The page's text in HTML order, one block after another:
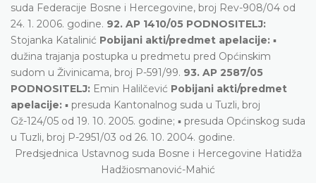
suda Federacije Bosne i Hercegovine, broj Rev-908/04 od
24. 1. 2006. godine. 92. AP 1410/05 PODNOSITELJ:
Stojanka Katalinić Pobijani akti/predmet apelacije: ▪
dužina trajanja postupka u predmetu pred Općinskim
sudom u Živinicama, broj P-591/99. 93. AP 2587/05
PODNOSITELJ: Emin Halilčević Pobijani akti/predmet
apelacije: ▪ presuda Kantonalnog suda u Tuzli, broj
Gž-124/05 od 19. 10. 2005. godine; ▪ presuda Općinskog suda
u Tuzli, broj P-2951/03 od 26. 10. 2004. godine.
Predsjednica Ustavnog suda Bosne i Hercegovine Hatidža
Hadžiosmanović-Mahić